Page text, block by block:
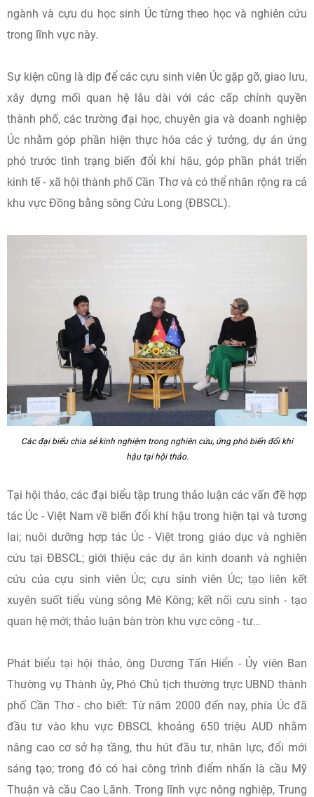
ngành và cựu du học sinh Úc từng theo học và nghiên cứu
trong lĩnh vực này.
Sự kiện cũng là dịp để các cựu sinh viên Úc gặp gỡ, giao lưu,
xây dựng mối quan hệ lâu dài với các cấp chính quyền
thành phố, các trường đại học, chuyên gia và doanh nghiệp
Úc nhằm góp phần hiện thực hóa các ý tưởng, dự án ứng
phó trước tình trạng biến đổi khí hậu, góp phần phát triển
kinh tế - xã hội thành phố Cần Thơ và có thể nhân rộng ra cả
khu vực Đồng bằng sông Cửu Long (ĐBSCL).
Các đại biểu chia sẻ kinh nghiệm trong nghiên cứu, ứng phó biến đổi khí
hậu tại hội thảo.
Tại hội thảo, các đại biểu tập trung thảo luận các vấn đề hợp
tác Úc - Việt Nam về biến đổi khí hậu trong hiện tại và tương
lai; nuôi dưỡng hợp tác Úc - Việt trong giáo dục và nghiên
cứu tại ĐBSCL; giới thiệu các dự án kinh doanh và nghiên
cứu của cựu sinh viên Úc; cựu sinh viên Úc; tạo liên kết
xuyên suốt tiểu vùng sông Mê Kông; kết nối cựu sinh - tạo
quan hệ mới; thảo luận bàn tròn khu vực công - tư…
Phát biểu tại hội thảo, ông Dương Tấn Hiển - Ủy viên Ban
Thường vụ Thành ủy, Phó Chủ tịch thường trực UBND thành
phố Cần Thơ - cho biết: Từ năm 2000 đến nay, phía Úc đã
đầu tư vào khu vực ĐBSCL khoảng 650 triệu AUD nhằm
nâng cao cơ sở hạ tầng, thu hút đầu tư, nhân lực, đổi mới
sáng tạo; trong đó có hai công trình điểm nhấn là cầu Mỹ
Thuận và cầu Cao Lãnh. Trong lĩnh vực nông nghiệp, Trung